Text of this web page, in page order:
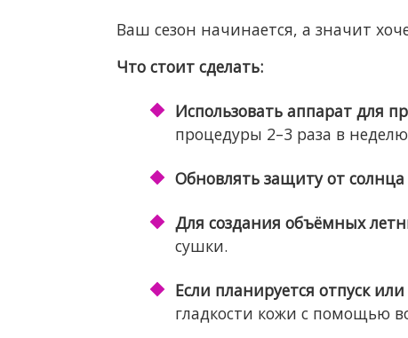
Ваш сезон начинается, а значит
Что стоит сделать:
Использовать аппарат для
процедуры 2–3 раза в
Обновлять защиту от солнца
Для создания объёмных
сушки.
Если планируется отпуск
гладкости кожи с помощью